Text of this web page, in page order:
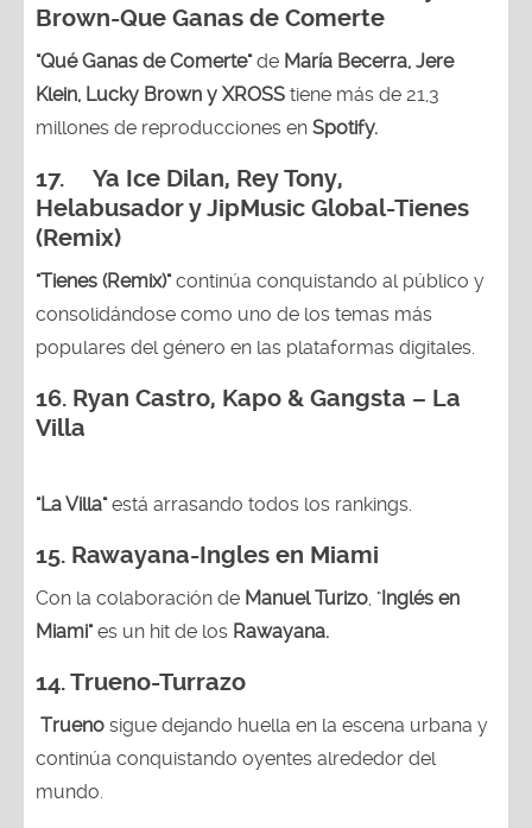
Brown-Que Ganas de Comerte
"Qué Ganas de Comerte"de María Becerra, Jere
Klein, Lucky Brown y XROSS tiene más de 21,3
millones de reproducciones en Spotify.
17. Ya Ice Dilan, Rey Tony,
Helabusador y JipMusic Global-Tienes
(Remix)
"Tienes (Remix)"continúa conquistando al público y
consolidándose como uno de los temas más
populares del género en las plataformas digitales.
16. Ryan Castro, Kapo & Gangsta – La
Villa
"La Villa"está arrasando todos los rankings.
15. Rawayana-Ingles en Miami
Con la colaboración de Manuel Turizo, " Inglés en
Miami"es un hit de los Rawayana.
14.Trueno-Turrazo
Trueno sigue dejando huella en la escena urbana y
continúa conquistando oyentes alrededor del
mundo.